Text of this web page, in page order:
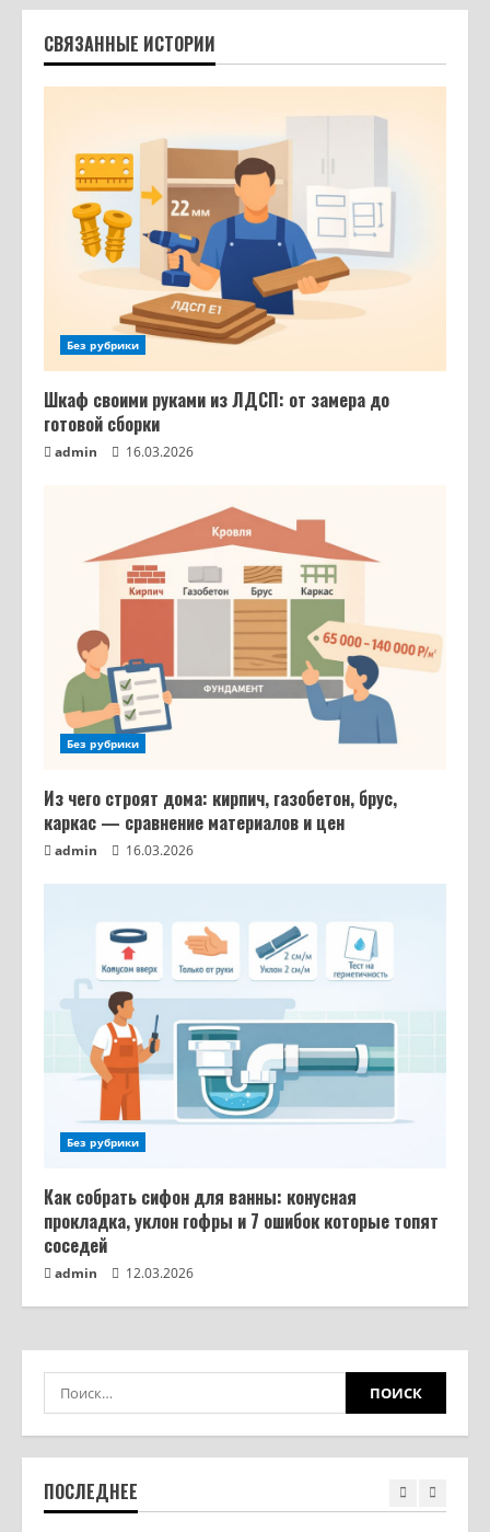
СВЯЗАННЫЕ ИСТОРИИ
Без рубрики
Шкаф своими руками из ЛДСП: от замера до
готовой сборки
admin 16.03.2026
Без рубрики
Из чего строят дома: кирпич, газобетон, брус,
каркас — сравнение материалов и цен
admin 16.03.2026
Без рубрики
Как собрать сифон для ванны: конусная
прокладка, уклон гофры и 7 ошибок которые топят
соседей
admin 12.03.2026
ПОСЛЕДНЕЕ
2
Из чего строят дома: кирпич,
газобетон, брус, каркас — сравнение
16.03.2026
3
Как собрать сифон для ванны:
конусная прокладка, уклон гофры и 7
ошибок которые топят соседей
12.03.2026
4
Фанера: какая толщина бывает — от
3 мм до 40 мм, допуски ГОСТ и выбор
5
Заклинило ручку на пластиковом
окне: что делать в каждой из 4
11.03.2026
замера до готовой сборки
16.03.2026
2
Из чего строят дома: кирпич,
газобетон, брус, каркас — сравнение
16.03.2026